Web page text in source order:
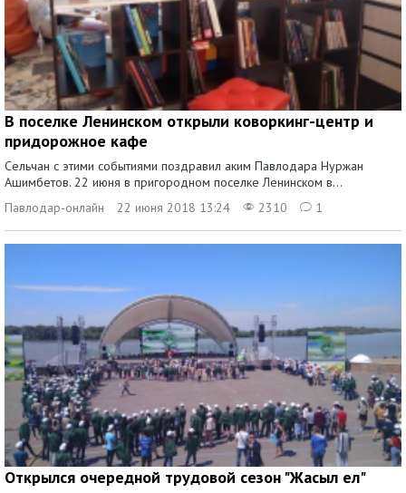
В поселке Ленинском открыли коворкинг-центр и
придорожное кафе
Сельчан с этими событиями поздравил аким Павлодара Нуржан
Ашимбетов. 22 июня в пригородном поселке Ленинском в...
Павлодар-онлайн
22 июня 2018 13:24 2310 1
Открылся очередной трудовой сезон "Жасыл ел"